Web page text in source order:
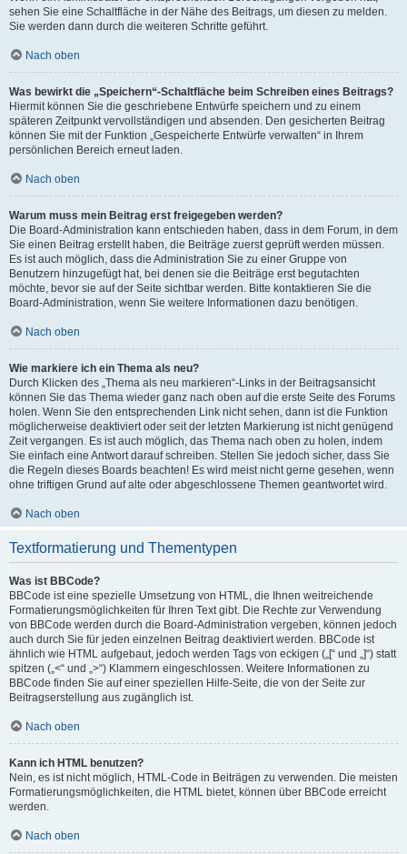
sehen Sie eine Schaltfläche in der Nähe des Beitrags, um diesen zu melden.
Sie werden dann durch die weiteren Schritte geführt.
Nach oben
Was bewirkt die „Speichern“-Schaltfläche beim Schreiben eines Beitrags?
Hiermit können Sie die geschriebene Entwürfe speichern und zu einem
späteren Zeitpunkt vervollständigen und absenden. Den gesicherten Beitrag
können Sie mit der Funktion „Gespeicherte Entwürfe verwalten“ in Ihrem
persönlichen Bereich erneut laden.
Nach oben
Warum muss mein Beitrag erst freigegeben werden?
Die Board-Administration kann entschieden haben, dass in dem Forum, in dem
Sie einen Beitrag erstellt haben, die Beiträge zuerst geprüft werden müssen.
Es ist auch möglich, dass die Administration Sie zu einer Gruppe von
Benutzern hinzugefügt hat, bei denen sie die Beiträge erst begutachten
möchte, bevor sie auf der Seite sichtbar werden. Bitte kontaktieren Sie die
Board-Administration, wenn Sie weitere Informationen dazu benötigen.
Nach oben
Wie markiere ich ein Thema als neu?
Durch Klicken des „Thema als neu markieren“-Links in der Beitragsansicht
können Sie das Thema wieder ganz nach oben auf die erste Seite des Forums
holen. Wenn Sie den entsprechenden Link nicht sehen, dann ist die Funktion
möglicherweise deaktiviert oder seit der letzten Markierung ist nicht genügend
Zeit vergangen. Es ist auch möglich, das Thema nach oben zu holen, indem
Sie einfach eine Antwort darauf schreiben. Stellen Sie jedoch sicher, dass Sie
die Regeln dieses Boards beachten! Es wird meist nicht gerne gesehen, wenn
ohne triftigen Grund auf alte oder abgeschlossene Themen geantwortet wird.
Nach oben
Textformatierung und Thementypen
Was ist BBCode?
BBCode ist eine spezielle Umsetzung von HTML, die Ihnen weitreichende
Formatierungsmöglichkeiten für Ihren Text gibt. Die Rechte zur Verwendung
von BBCode werden durch die Board-Administration vergeben, können jedoch
auch durch Sie für jeden einzelnen Beitrag deaktiviert werden. BBCode ist
ähnlich wie HTML aufgebaut, jedoch werden Tags von eckigen („[“ und „]“) statt
spitzen („<“ und „>“) Klammern eingeschlossen. Weitere Informationen zu
BBCode finden Sie auf einer speziellen Hilfe-Seite, die von der Seite zur
Beitragserstellung aus zugänglich ist.
Nach oben
Kann ich HTML benutzen?
Nein, es ist nicht möglich, HTML-Code in Beiträgen zu verwenden. Die meisten
Formatierungsmöglichkeiten, die HTML bietet, können über BBCode erreicht
werden.
Nach oben